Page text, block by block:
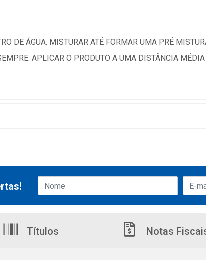
DE ÁGUA. MISTURAR ATÉ FORMAR UMA PRÉ
APLICAR O PRODUTO A UMA DISTÂNCIA
Títulos Notas